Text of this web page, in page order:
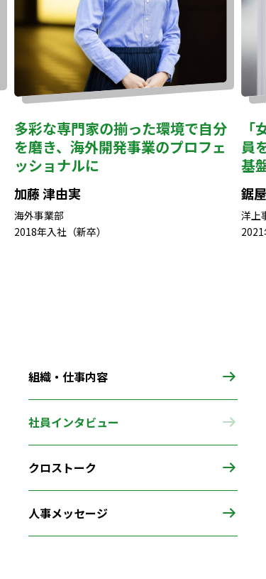
多彩な専門家の揃った環境で自分
を磨き、 海外開発事業のプロフェ
ッショナルに
加藤 津由実
海外事業部
2018年入社（新卒）
員
基盤
鋸屋
洋上
組織・仕事内容
社員インタビュー
クロストーク
人事メッセージ